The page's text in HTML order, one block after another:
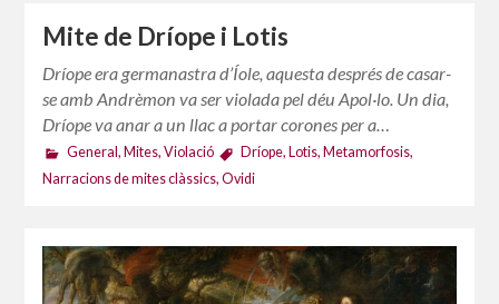
Mite de Dríope i Lotis
Dríope era germanastra d’Íole, aquesta després de casar-
se amb Andrèmon va ser violada pel déu Apol·lo. Un dia,
Dríope va anar a un llac a portar corones per a…
General , Mites, Violació Dríope, Lotis, Metamorfosis,
Narracions de mites clàssics,Ovidi